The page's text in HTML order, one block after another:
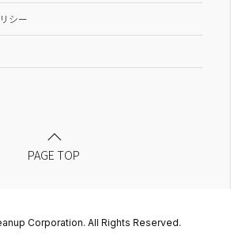
シー
PAGE TOP
Corporation. All Rights Reserved.